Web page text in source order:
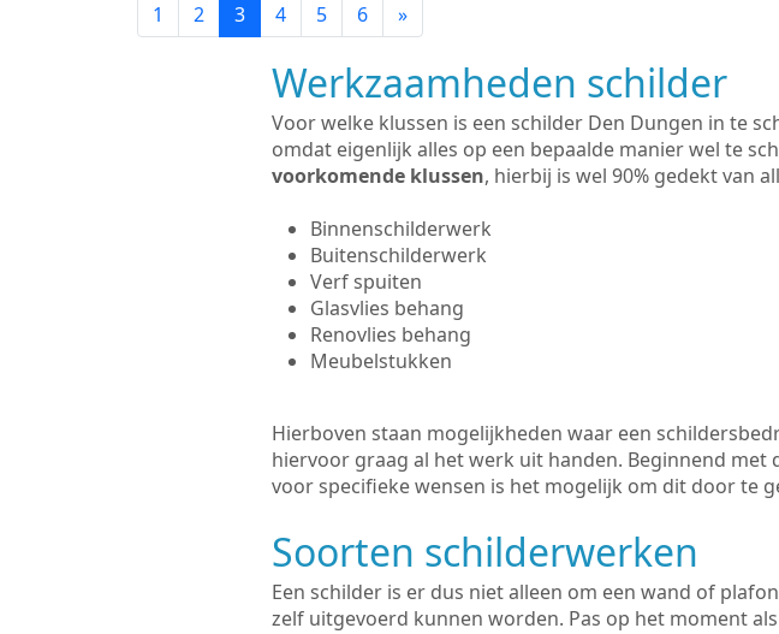
1 2 3 4 5 6 »
Werkzaamheden schilder
Voor welke klussen is een schilder Den Dungen in te
omdat eigenlijk alles op een bepaalde manier wel te
voorkomende klussen, hierbij is wel 90% gedekt van
Binnenschilderwerk
Buitenschilderwerk
Verf spuiten
Glasvlies behang
Renovlies behang
Meubelstukken
Hierboven staan mogelijkheden waar een
hiervoor graag al het werk uit handen. Beginnend met
voor specifieke wensen is het mogelijk om dit door te
Soorten schilderwerken
Een schilder is er dus niet alleen om een wand of
zelf uitgevoerd kunnen worden. Pas op het moment